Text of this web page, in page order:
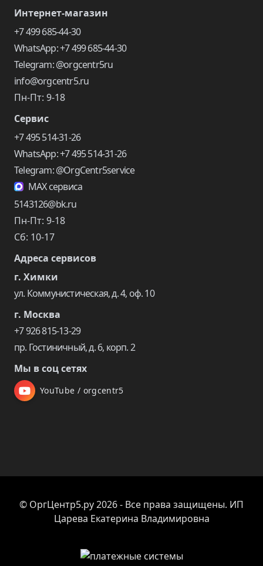
Интернет-магазин
+7 499 685-44-30
WhatsApp: +7 499 685-44-30
Telegram: @orgcentr5ru
info@orgcentr5.ru
Пн-Пт: 9-18
Сервис
+7 495 514-31-26
WhatsApp: +7 495 514-31-26
Telegram: @OrgCentr5service
MAX сервиса
5143126@bk.ru
Пн-Пт: 9-18
Сб: 10-17
Адреса сервисов
г. Химки
ул. Коммунистическая, д. 4, оф. 10
г. Москва
+7 926 815-13-29
пр. Гостиничный, д. 6, корп. 2
Мы в соц сетях
YouTube / orgcentr5
© ОргЦентр5.ру 2026 - Все права защищены. ИП
Царева Екатерина Владимировна